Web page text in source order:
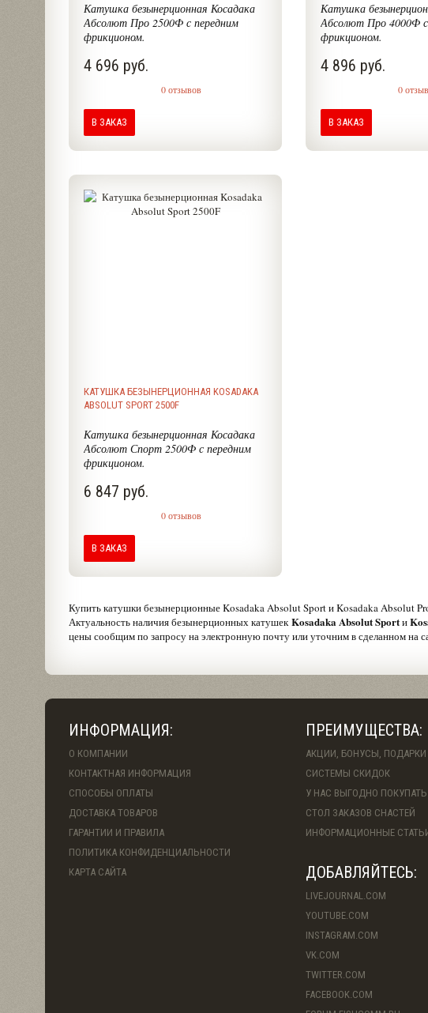
Катушка безынерционная Косадака
Абсолют Про 2500Ф с передним
фрикционом.
4 696 руб.
0 отзывов
В ЗАКАЗ
Катушка
Абсолют Про 4000Ф
фрикционом.
4 896 руб.
0
В ЗАКАЗ
КАТУШКА БЕЗЫНЕРЦИОННАЯ KOSADAKA
ABSOLUT SPORT 2500F
Катушка безынерционная Косадака
Абсолют Спорт 2500Ф с передним
фрикционом.
6 847 руб.
0 отзывов
В ЗАКАЗ
Купить катушки безынерционные Kosadaka Absolut Sport и Kosadaka Absolut
Актуальность наличия безынерционных катушекKosadaka Absolut Sportи
цены сообщим по запросу на электронную почту или уточним в сделанном на
ИНФОРМАЦИЯ:
О КОМПАНИИ
КОНТАКТНАЯ ИНФОРМАЦИЯ
СПОСОБЫ ОПЛАТЫ
ДОСТАВКА ТОВАРОВ
ГАРАНТИИ И ПРАВИЛА
ПОЛИТИКА КОНФИДЕНЦИАЛЬНОСТИ
КАРТА САЙТА
ПРЕИМУЩЕСТВА:
АКЦИИ, БОНУСЫ, ПОДАРКИ
СИСТЕМЫ СКИДОК
У НАС ВЫГОДНО ПОКУПАТЬ
СТОЛ ЗАКАЗОВ СНАСТЕЙ
ИНФОРМАЦИОННЫЕ
ДОБАВЛЯЙТЕСЬ:
LIVEJOURNAL.COM
YOUTUBE.COM
INSTAGRAM.COM
VK.COM
TWITTER.COM
FACEBOOK.COM